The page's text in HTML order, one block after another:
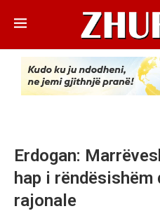
Erdogan:
hap i
rajonale